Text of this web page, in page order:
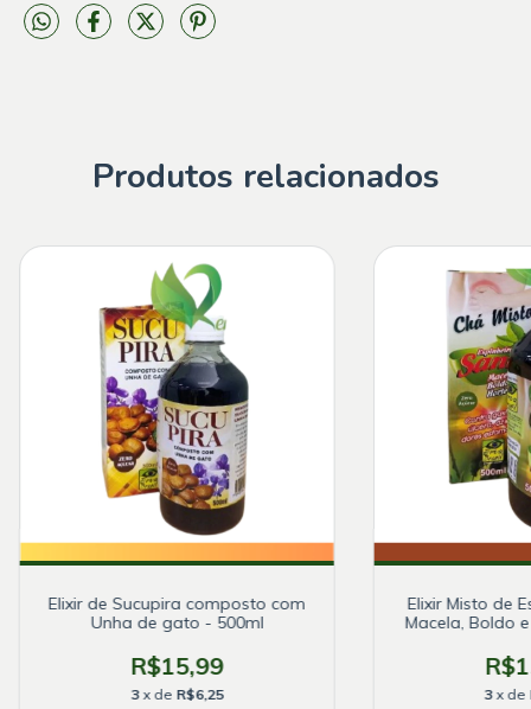
Produtos relacionados
Elixir de Sucupira composto com
Unha de gato - 500ml
R$15,99
3 x de R$6,25
Elixir Misto de
Macela, Boldo
3 x de